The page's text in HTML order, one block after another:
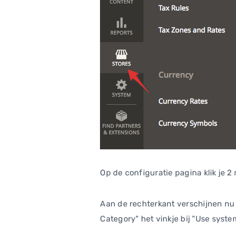
Op de configuratie pagina klik je 2
Aan de rechterkant verschijnen
Category" het vinkje bij "Use